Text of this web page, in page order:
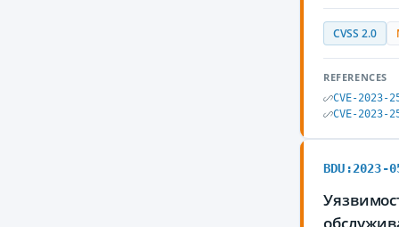
CVSS 2.0
REFERENCES
CVE-2023-
CVE-2023-
BDU:2023-